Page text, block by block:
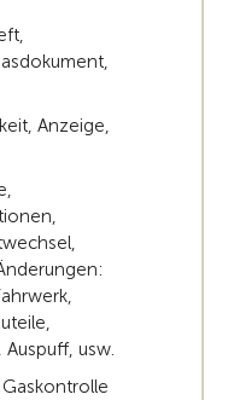
Anzeige,
usw.